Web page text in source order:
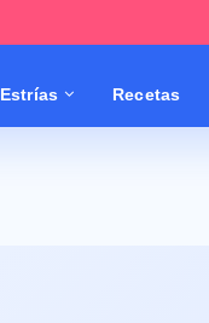
Estrías Recetas